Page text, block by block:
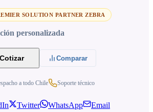
SOLUTION PARTNER ZEBRA
personalizada
Cotizar Comparar
a todo Chile Soporte técnico
Twitter WhatsApp Email